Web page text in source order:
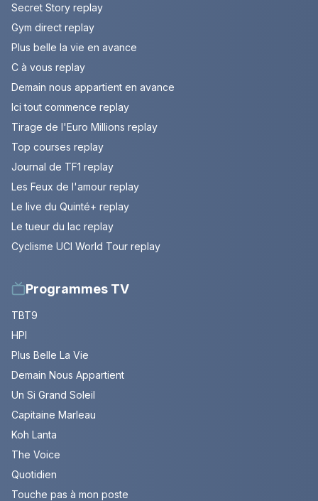
Secret Story replay
Gym direct replay
Plus belle la vie en avance
C à vous replay
Demain nous appartient en avance
Ici tout commence replay
Tirage de l'Euro Millions replay
Top courses replay
Journal de TF1 replay
Les Feux de l'amour replay
Le live du Quinté+ replay
Le tueur du lac replay
Cyclisme UCI World Tour replay
Programmes TV
TBT9
HPI
Plus Belle La Vie
Demain Nous Appartient
Un Si Grand Soleil
Capitaine Marleau
Koh Lanta
The Voice
Quotidien
Touche pas à mon poste